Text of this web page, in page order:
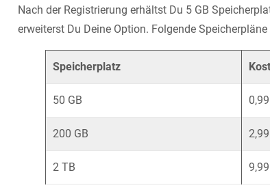
Nach der Registrierung erhältst Du 5 GB
erweiterst Du Deine Option. Folgende
Speicherplatz
50 GB
200 GB
2 TB